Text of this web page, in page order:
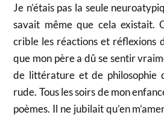
Je n’étais pas la seule
savait même que cela existait.
crible les réactions et réflexions
que mon père a dû se sentir
de littérature et de philosophie
rude. Tous les soirs de mon
poèmes. Il ne jubilait qu’en